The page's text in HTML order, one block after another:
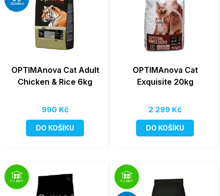
ZDARMA
OPTIMAnova Cat Adult
Chicken & Rice 6kg
990 Kč
DO KOŠÍKU
OPTIMAnova Cat
Exquisite 20kg
2 299 Kč
DO KOŠÍKU
1-2 DNY 1-2 DNY